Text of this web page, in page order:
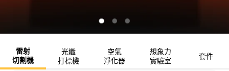
雷射
切割機
光纖
打標機
空氣
淨化器
想象力
實驗室
套件